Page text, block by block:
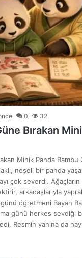
0 32
Bırakan
Minik Panda Bambu
neşeli bir panda
çok severdi. Ağaçların
arkadaşlarıyla
öğretmeni Bayan
günü herkes sevdiği
Resmin yanına da